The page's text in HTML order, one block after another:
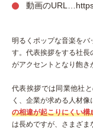
動画の
明るくポップな音楽を
す。代表挨拶をする社
がアクセントとなり飽き
代表挨拶では同業他社
く、企業が求める人材
の相違が起こりにくい構
は長めですが、さまざ